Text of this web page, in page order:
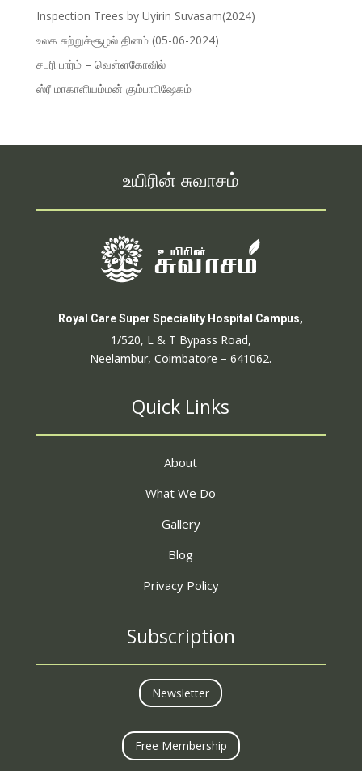
Inspection Trees by Uyirin Suvasam(2024)
உலக சுற்றுச்சூழல் தினம் (05-06-2024)
சபரி பார்ம் – வெள்ளகோவில்
ஸ்ரீ மாகாளியம்மன் கும்பாபிஷேகம்
உயிரின் சுவாசம்
Royal Care Super Speciality Hospital Campus,
1/520, L & T Bypass Road,
Neelambur, Coimbatore – 641062.
Quick Links
About
What We Do
Gallery
Blog
Privacy Policy
Subscription
Newsletter
Free Membership